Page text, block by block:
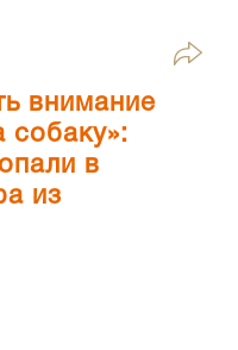
внимание
собаку»:
в
из